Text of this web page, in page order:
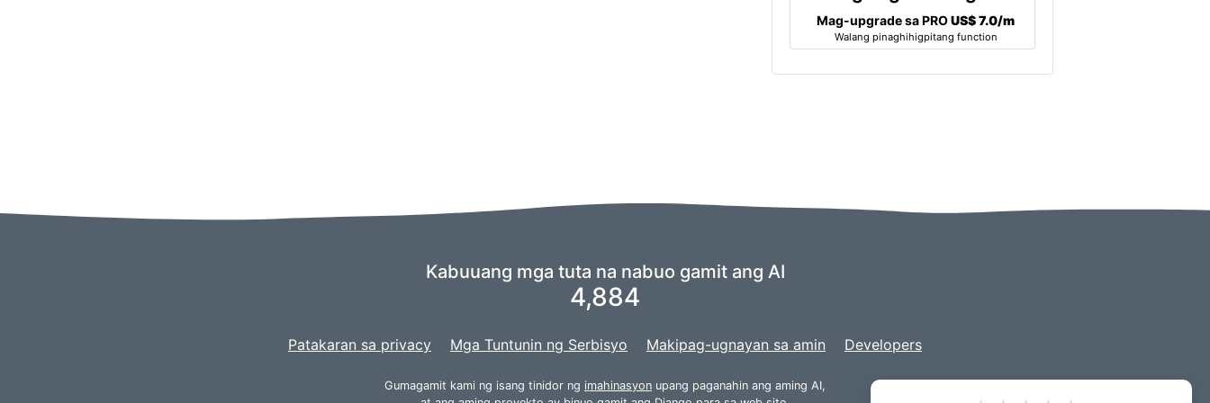
Mag-upgrade sa PROUS$ 7.0/m
Walang pinaghihigpitang function
Kabuuang mga tuta na nabuo gamit ang AI
4,884
Patakaran sa privacy Mga Tuntunin ng Serbisyo Makipag-ugnayan sa amin Developers
Gumagamit kami ng isang tinidor ng imahinasyon upang paganahin ang aming AI,